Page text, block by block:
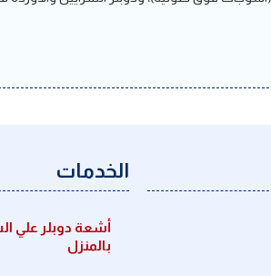
الخدمات
أشعة دوبلر علي
بالمنزل